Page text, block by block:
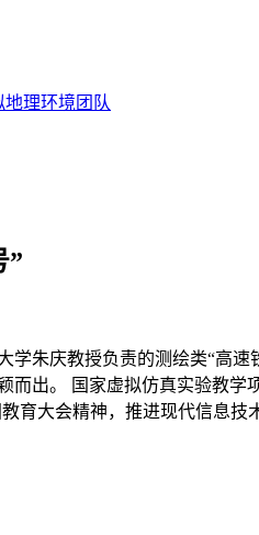
地理环境团队
”
朱庆教授负责的测绘类“高
出。 国家虚拟仿真实验教
育大会精神，推进现代信息